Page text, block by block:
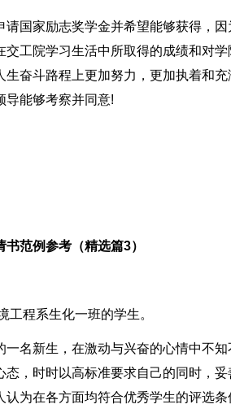
请国家励志奖学金并希望能够获得，
交工院学习生活中所取得的成绩和对
生奋斗路程上更加努力，更加执着和
导能够考察并同意!
范例参考（精选篇3）
工程系生化一班的学生。
一名新生，在激动与兴奋的心情中不
，时时以高标准要求自己的同时，
认为在各方面均符合优秀学生的评选